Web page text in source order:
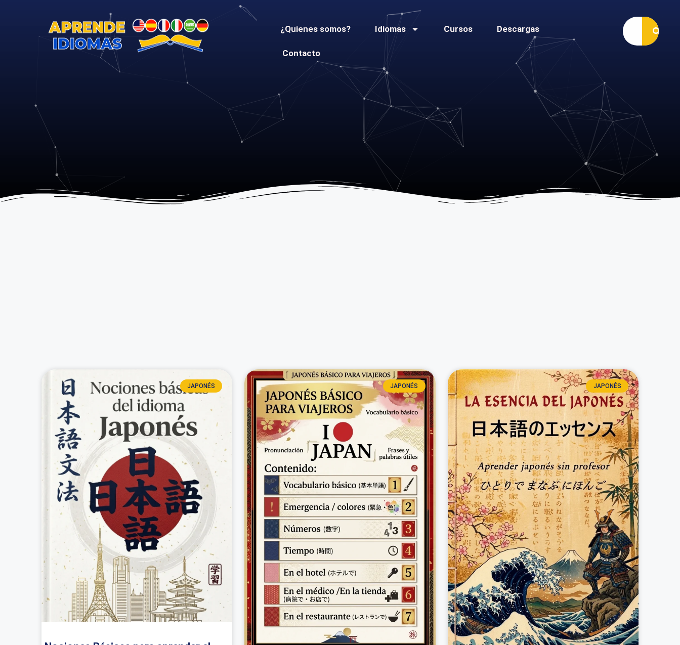
¿Quienes somos? Idiomas Cursos Descargas
Contacto
JAPONÉS JAPONÉS JAPONÉS